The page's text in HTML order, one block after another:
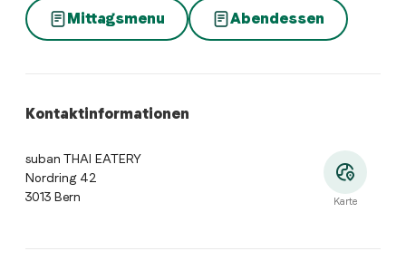
Mittagsmenu Abendessen
Kontaktinformationen
suban THAI EATERY
Nordring 42
3013 Bern
Karte